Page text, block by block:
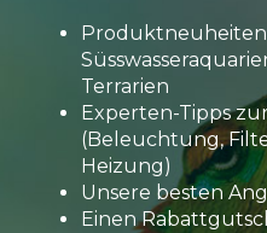
Terrarien
Experten-Tipps
(Beleuchtung,
Heizung)
Unsere besten
Einen